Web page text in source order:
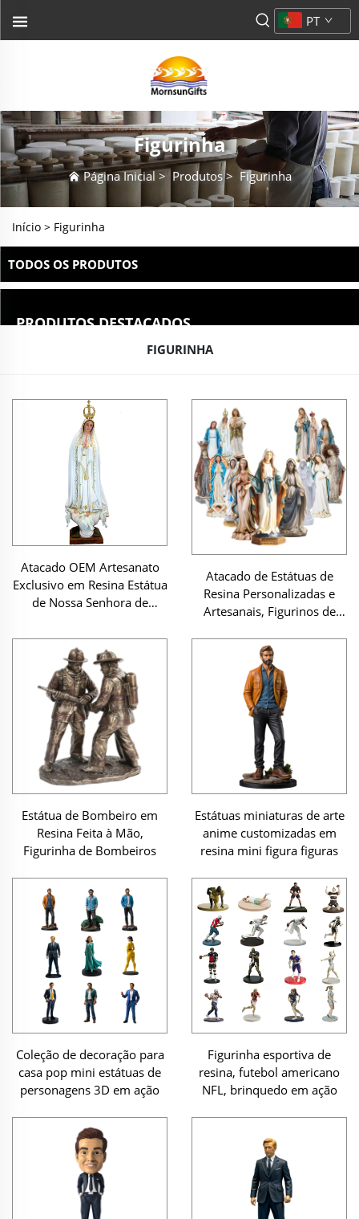
PT
Figurinha
Página Inicial > Produtos> Figurinha
Início > Figurinha
TODOS OS PRODUTOS
PRODUTOS DESTACADOS
FIGURINHA
Atacado OEM Artesanato
Exclusivo em Resina Estátua
de Nossa Senhora de
Oração para Decoração
Atacado de Estátuas de
Resina Personalizadas e
Artesanais, Figurinos de
Virgem Maria em Resina
para Natal e Presépio
Estátua de Bombeiro em
Resina Feita à Mão,
Figurinha de Bombeiros
Estátuas miniaturas de arte
anime customizadas em
resina mini figura figuras
Coleção de decoração para
casa pop mini estátuas de
personagens 3D em ação
Figurinha esportiva de
resina, futebol americano
NFL, brinquedo em ação